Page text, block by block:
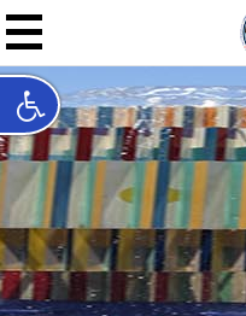
בעריכת אילן
תל אביב ותולדות ארץ ישראל -
עכשיו:052-7747748
פנייה:ilan@mytelaviv.co.il